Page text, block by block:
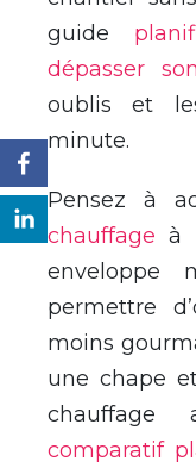
guide
dépasser
oublis et
minute.
Pensez à
chauffage à
enveloppe
permettre
moins
une chape
comparatif